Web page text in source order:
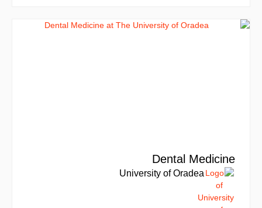
Dental Medicine
University of Oradea